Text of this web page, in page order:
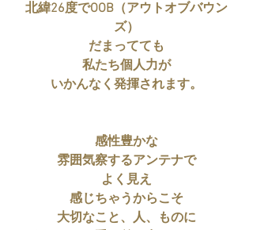
北緯26度でOOB（アウトオブバウン
ズ）
だまってても
私たち個人力が
いかんなく発揮されます。
感性豊かな
雰囲気察するアンテナで
よく見え
感じちゃうからこそ
大切なこと、人、ものに